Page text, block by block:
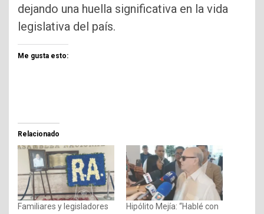
dejando una huella significativa en la vida
legislativa del país.
Me gusta esto:
Relacionado
Familiares y legisladores
Hipólito Mejía: “Hablé con